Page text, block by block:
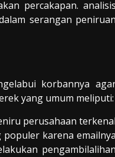
percakapan. analisis
serangan peniruan
korbannya
yang umum meliputi:
perusahaan terkenal
karena emailnya
pengambilalihan